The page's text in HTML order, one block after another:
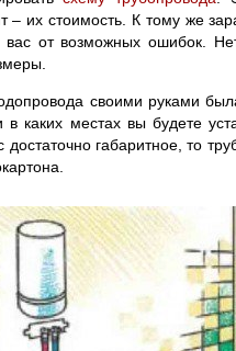
– их стоимость. К тому же
от возможных ошибок.
своими руками
каких местах вы будете
габаритное, то